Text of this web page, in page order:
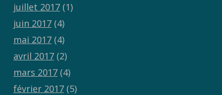
juillet 2017(1)
juin 2017(4)
mai 2017(4)
avril 2017(2)
mars 2017(4)
février 2017(5)